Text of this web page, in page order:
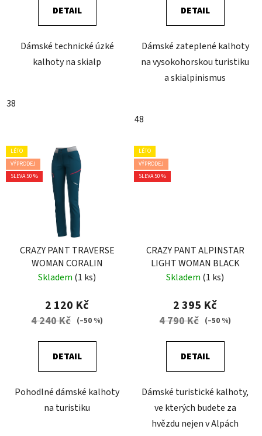
DETAIL
Dámské technické úzké
kalhoty na skialp
38
DETAIL
Dámské zateplené kalhoty
na vysokohorskou turistiku
a skialpinismus
48
LÉTO
VÝPRODEJ
SLEVA 50 %
CRAZY PANT TRAVERSE
WOMAN CORALIN
Skladem (1 ks)
2 120 Kč
4 240 Kč (–50 %)
DETAIL
Pohodlné dámské kalhoty
na turistiku
LÉTO
VÝPRODEJ
SLEVA 50 %
CRAZY PANT ALPINSTAR
LIGHT WOMAN BLACK
Skladem (1 ks)
2 395 Kč
4 790 Kč (–50 %)
DETAIL
Dámské turistické kalhoty,
ve kterých budete za
hvězdu nejen v Alpách